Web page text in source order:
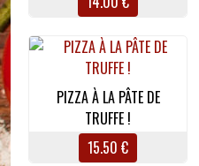
PIZZA À LA PÂTE DE
TRUFFE !
15.50 €